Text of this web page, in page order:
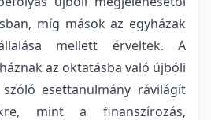
míg mások az egyházak
mellett érveltek. A
az oktatásba való újbóli
esettanulmány rávilágít
mint a finanszírozás,